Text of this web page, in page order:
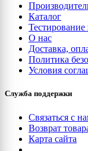
Каталог
Тестирование
О нас
Доставка,
Политика
Условия
Служба поддержки
Связаться с
Возврат
Карта сайта